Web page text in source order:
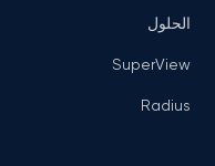
الحلول
SuperView
Radius